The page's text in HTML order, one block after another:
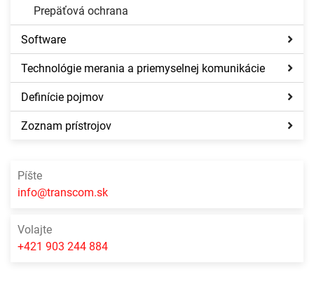
Prepäťová ochrana
Software
Technológie merania a priemyselnej komunikácie
Definície pojmov
Zoznam prístrojov
Píšte
info@transcom.sk
Volajte
+421 903 244 884